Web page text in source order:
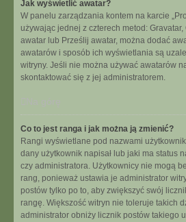
Jak wyświetlić awatar?
W panelu zarządzania kontem na karcie
używając jednej z czterech metod:
awatar lub Prześlij awatar, można dodać
awatarów i sposób ich wyświetlania są
witryny. Jeśli nie można używać awatarów
skontaktować się z jej administratorem.
Co to jest ranga i jak można ją zmienić?
Rangi wyświetlane pod nazwami
dany użytkownik napisał lub jaki ma status
czy administratora. Użytkownicy nie mogą
rang, ponieważ ustawia je administrator
postów tylko po to, aby zwiększyć swój
rangę. Większość witryn nie toleruje takich
administrator obniży licznik postów takiego